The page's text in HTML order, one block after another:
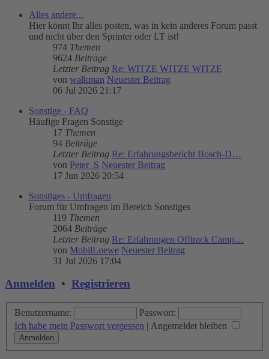
Alles andere...
Hier könnt Ihr alles posten, was in kein anderes Forum passt
und nicht über den Sprinter oder LT ist!
974 Themen
9624 Beiträge
Letzter Beitrag Re: WITZE WITZE WITZE
von walkman Neuester Beitrag
06 Jul 2026 21:17
Sonstige - FAQ
Häufige Fragen Sonstige
17 Themen
94 Beiträge
Letzter Beitrag Re: Erfahrungsbericht Bosch-D…
von Peter_S Neuester Beitrag
17 Jun 2026 20:54
Sonstiges - Umfragen
Forum für Umfragen im Bereich Sonstiges
119 Themen
2064 Beiträge
Letzter Beitrag Re: Erfahrungen Offtrack Camp…
von MobilLoewe Neuester Beitrag
31 Jul 2026 17:04
Anmelden • Registrieren
Benutzername:
Passwort:
Ich habe mein Passwort vergessen | Angemeldet bleiben